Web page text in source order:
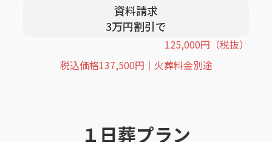
資料請求
3万円割引で
125,000円 （税抜）
税込価格137,500円｜火葬料金別途
１日葬プラン